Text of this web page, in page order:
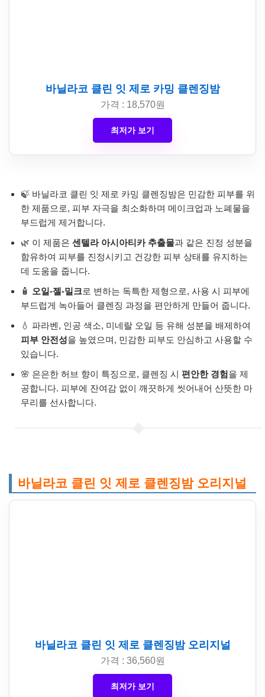
바닐라코 클린 잇 제로 카밍 클렌징밤
가격 : 18,570원
최저가 보기
🍃 바닐라코 클린 잇 제로 카밍 클렌징밤은 민감한 피부를 위
한 제품으로, 피부 자극을 최소화하며 메이크업과 노폐물을
부드럽게 제거합니다.
🌿 이 제품은 센텔라 아시아티카 추출물과 같은 진정 성분을
함유하여 피부를 진정시키고 건강한 피부 상태를 유지하는
데 도움을 줍니다.
🧴 오일-젤-밀크로 변하는 독특한 제형으로, 사용 시 피부에
부드럽게 녹아들어 클렌징 과정을 편안하게 만들어 줍니다.
💧 파라벤, 인공 색소, 미네랄 오일 등 유해 성분을 배제하여
피부 안전성을 높였으며, 민감한 피부도 안심하고 사용할 수
있습니다.
🌸 은은한 허브 향이 특징으로, 클렌징 시 편안한 경험을 제
공합니다. 피부에 잔여감 없이 깨끗하게 씻어내어 산뜻한 마
무리를 선사합니다.
바닐라코 클린 잇 제로 클렌징밤 오리지널
바닐라코 클린 잇 제로 클렌징밤 오리지널
가격 : 36,560원
최저가 보기